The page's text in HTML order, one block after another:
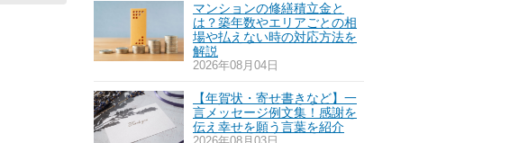
マンションの修繕積立金と
は？築年数やエリアごとの相
場や払えない時の対応方法を
解説
2026年08月04日
【年賀状・寄せ書きなど】一
言メッセージ例文集！感謝を
伝え幸せを願う言葉を紹介